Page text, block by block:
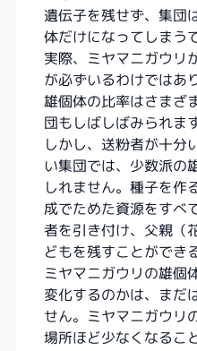
遺伝子を残せず、集団
体だけになってしまう
実際、ミヤマニガウリ
が必ずいるわけではあ
雄個体の比率はさまざ
団もしばしばみられます
しかし、送粉者が十分
い集団では、少数派の
しれません。種子を作
成でためた資源をすべ
者を引き付け、父親（
どもを残すことができ
ミヤマニガウリの雄個
変化するのかは、まだ
せん。ミヤマニガウリ
場所ほど少なくなるこ